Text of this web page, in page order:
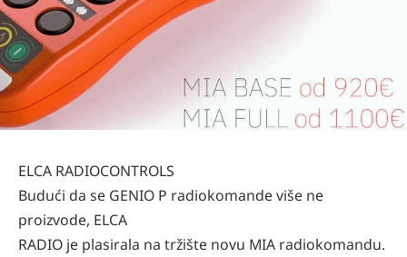
ELCA RADIOCONTROLS
Budući da se GENIO P radiokomande više ne
proizvode, ELCA
RADIO je plasirala na tržište novu MIA radiokomandu.